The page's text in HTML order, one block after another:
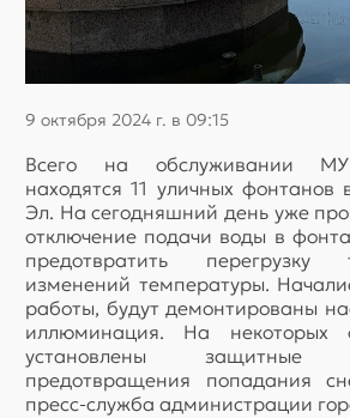
9 октября 2024 г. в 09:15
Всего на обслуживании
находятся 11 уличных
Эл. На сегодняшний день уже
отключение подачи воды в
предотвратить перегрузку
изменений температуры.
работы, будут демонтированы
иллюминация. На некоторых
установлены
предотвращения попадания
пресс-служба администрации